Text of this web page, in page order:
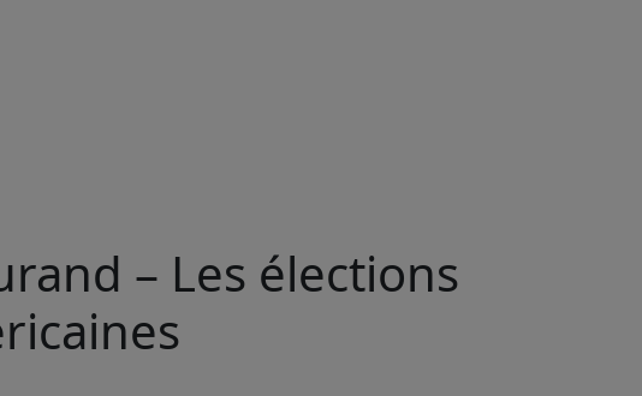
– Les élections